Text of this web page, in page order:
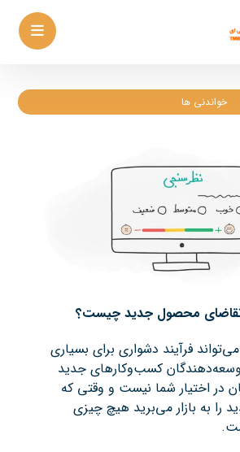
خواندنی ها
محصول جدید چیست؟
فرآیند دشواری برای بسیاری
کسب‌وکارهای جدید
در اختیار شما نیست و وقتی که
به بازار می‌برید هیچ چیزی